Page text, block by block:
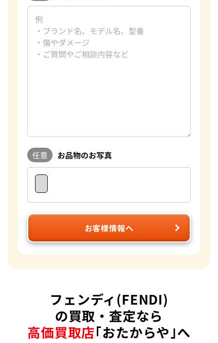
任意 お品物のお写真
お客様情報へ
フェンディ(FENDI)
の買取・査定なら
高価買取店｢おたからや｣へ